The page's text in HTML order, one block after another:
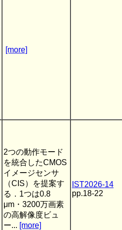
[more]
2つの動作モード
を統合したCMOS
イメージセンサ
（CIS）を提案す
る．1つは0.8
μm・3200万画素
の高解像度ビュ
ー... [more]
IST2026-14
pp.18-22